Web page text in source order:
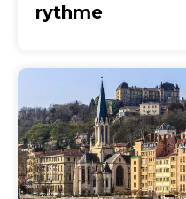
rythme